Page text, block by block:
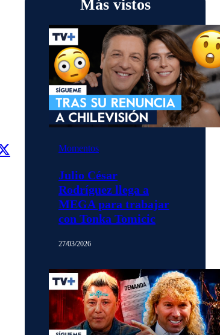
Más vistos
Momentos
Julio César
Rodríguez llega a
MEGA para trabajar
con Tonka Tomicic
27/03/2026